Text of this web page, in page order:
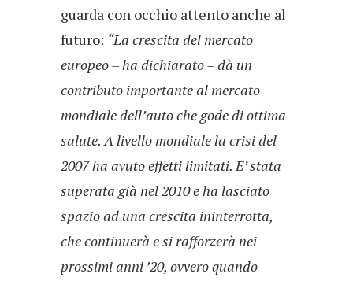
guarda con occhio attento anche al
futuro: “La crescita del mercato
europeo – ha dichiarato – dà un
contributo importante al mercato
mondiale dell’auto che gode di ottima
salute. A livello mondiale la crisi del
2007 ha avuto effetti limitati. E’ stata
superata già nel 2010 e ha lasciato
spazio ad una crescita ininterrotta,
che continuerà e si rafforzerà nei
prossimi anni ’20, ovvero quando